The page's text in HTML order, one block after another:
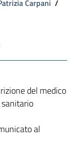
Carpani /
del medico
al